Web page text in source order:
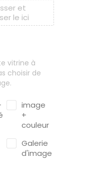
et
le ici
vitrine à
choisir de
image
+
couleur
Galerie
d'image